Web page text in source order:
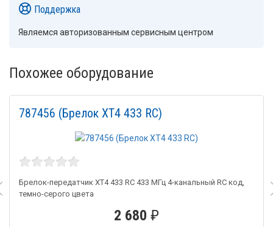
Поддержка
Являемся авторизованным сервисным центром
Похожее оборудование
787456 (Брелок XT4 433 RC)
Брелок-передатчик XT4 433 RC 433 МГц 4-канальный RC код,
темно-серого цвета
2 680 ₽